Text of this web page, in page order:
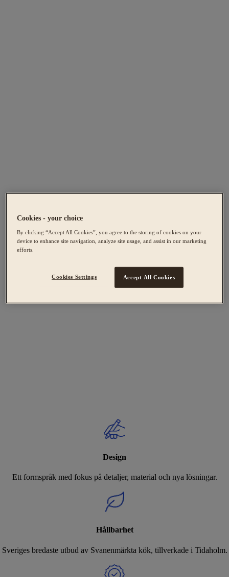
Design
Ett formspråk med fokus på detaljer, material och nya lösningar.
Hållbarhet
Sveriges bredaste utbud av Svanenmärkta kök, tillverkade i Tidaholm.
Cookies - your choice
By clicking “Accept All Cookies”, you agree to the storing of cookies on your
device to enhance site navigation, analyze site usage, and assist in our marketing
efforts.
Cookies Settings Accept All Cookies